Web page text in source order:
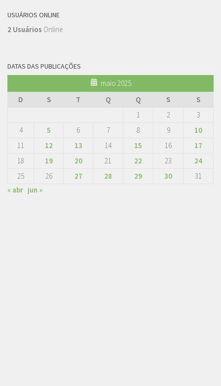
USUÁRIOS ONLINE
2 Usuários Online
DATAS DAS PUBLICAÇÕES
maio 2025
D
S T Q Q S
S
1
2
3
4
5 6 7 8 9
10
11
12 13 14 15 16
17
18
19 20 21 22 23
24
25
26 27 28 29 30
31
« abr jun »